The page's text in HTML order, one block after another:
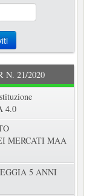
N. 21/2020
4.0
MERCATI MAA
5 ANNI